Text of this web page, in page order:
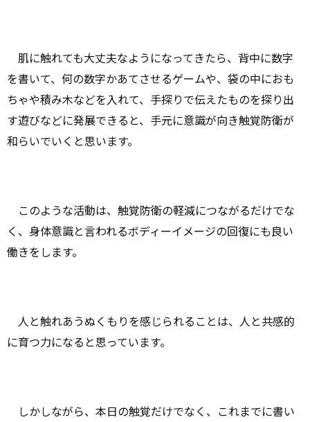
肌に触れても大丈夫なようになってきたら、背中に数字
を書いて、何の数字かあてさせるゲームや、袋の中におも
ちゃや積み木などを入れて、手探りで伝えたものを探り出
す遊びなどに発展できると、手元に意識が向き触覚防衛が
和らいでいくと思います。
このような活動は、触覚防衛の軽減につながるだけでな
く、身体意識と言われるボディーイメージの回復にも良い
働きをします。
人と触れあうぬくもりを感じられることは、人と共感的
に育つ力になると思っています。
しかしながら、本日の触覚だけでなく、これまでに書い